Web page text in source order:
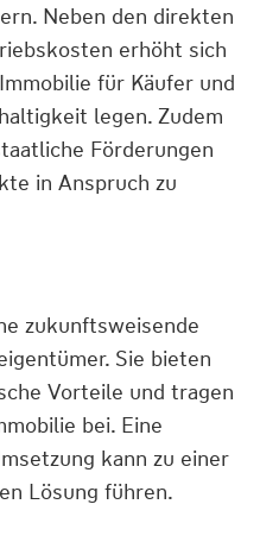
Neben den direkten
erhöht sich
für Käufer und
legen. Zudem
Förderungen
in Anspruch zu
zukunftsweisende
Sie bieten
Vorteile und tragen
bei. Eine
kann zu einer
Lösung führen.